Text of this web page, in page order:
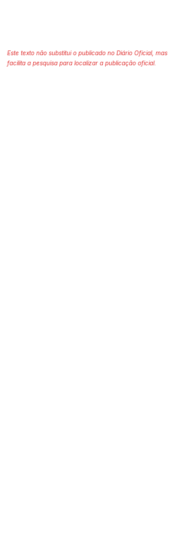
Este texto não substitui o publicado no Diário Oficial, mas
facilita a pesquisa para localizar a publicação oficial.